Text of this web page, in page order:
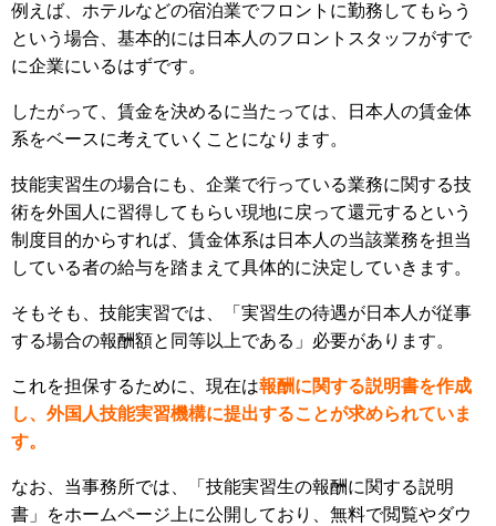
例えば、ホテルなどの宿泊業でフロントに勤務してもらう
という場合、基本的には日本人のフロントスタッフがすで
に企業にいるはずです。
したがって、賃金を決めるに当たっては、日本人の賃金体
系をベースに考えていくことになります。
技能実習生の場合にも、企業で行っている業務に関する技
術を外国人に習得してもらい現地に戻って還元するという
制度目的からすれば、賃金体系は日本人の当該業務を担当
している者の給与を踏まえて具体的に決定していきます。
そもそも、技能実習では、「実習生の待遇が日本人が従事
する場合の報酬額と同等以上である」必要があります。
これを担保するために、現在は報酬に関する説明書を作成
し、外国人技能実習機構に提出することが求められていま
す。
なお、当事務所では、「技能実習生の報酬に関する説明
書」をホームページ上に公開しており、無料で閲覧やダウ